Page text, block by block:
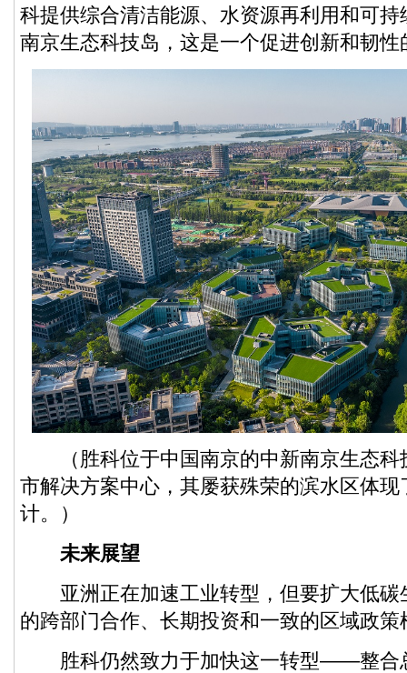
科提供综合清洁能源、水资源再利用和可
南京生态科技岛，这是一个促进创新和韧性
（胜科位于中国南京的中新南京生态科
市解决方案中心，其屡获殊荣的滨水区体现
计。）
未来展望
亚洲正在加速工业转型，但要扩大低碳
的跨部门合作、长期投资和一致的区域政策
胜科仍然致力于加快这一转型——整合